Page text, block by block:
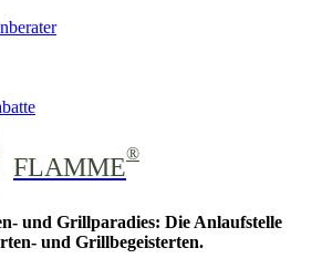
FLAMME®
und Grillparadies: Die Anlaufstelle
und Grillbegeisterten.